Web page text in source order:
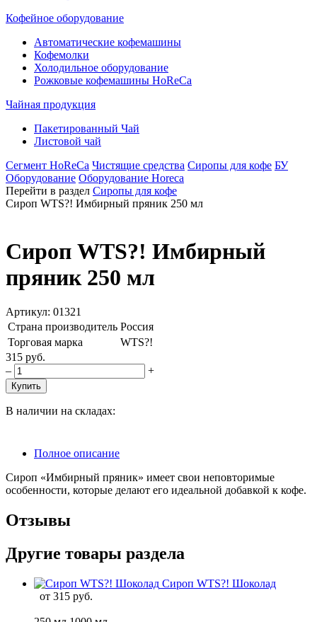
Кофейное оборудование
Автоматические кофемашины
Кофемолки
Холодильное оборудование
Рожковые кофемашины HoReCa
Чайная продукция
Пакетированный Чай
Листовой чай
Сегмент HoReCa Чистящие средства Сиропы для кофе БУ
Оборудование Оборудование Horeca
Перейти в раздел Сиропы для кофе
Сироп WTS?! Имбирный пряник 250 мл
Сироп WTS?! Имбирный
пряник 250 мл
Артикул: 01321
Страна производитель Россия
Торговая марка
WTS?!
315 руб.
–
+
Купить
В наличии на складах:
Полное описание
Сироп «Имбирный пряник» имеет свои неповторимые
особенности, которые делают его идеальной добавкой к кофе.
Отзывы
Другие товары раздела
Сироп WTS?! Шоколад
от 315 руб.